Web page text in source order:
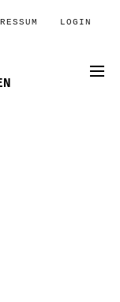
LOGIN